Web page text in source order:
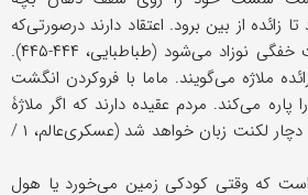
از بین برود. اعتقاد دارند در‌صورتی‌که
این زائده باقی بماند، باعث خفگی نوزاد می‌شود (طباطبایی، ۴۴۴-۴۴۵).
ملاژه می‌گویند. ماما با فروکردن انگشت
پاره می‌کند. مردم عقیده دارند که اگر ملاژۀ
بچه را نبرند، بچه در بزرگی دچار لکنت زبان خواهد شد (عسکری‌عالم، ۱ /
که وقتی کودکی زمین می‌خورد یا هول